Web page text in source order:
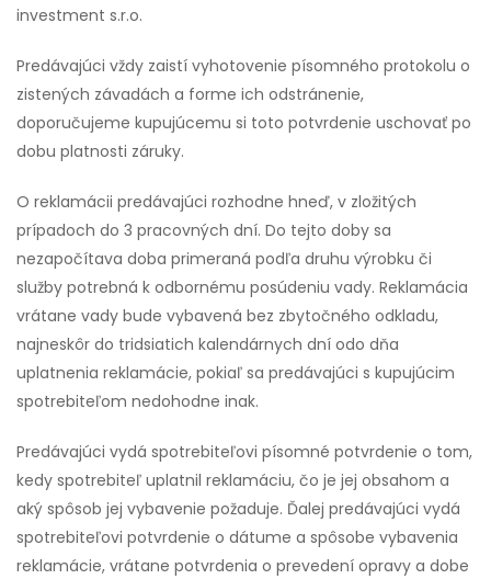
investment s.r.o.
Predávajúci vždy zaistí vyhotovenie písomného protokolu o
zistených závadách a forme ich odstránenie,
doporučujeme kupujúcemu si toto potvrdenie uschovať po
dobu platnosti záruky.
O reklamácii predávajúci rozhodne hneď, v zložitých
prípadoch do 3 pracovných dní. Do tejto doby sa
nezapočítava doba primeraná podľa druhu výrobku či
služby potrebná k odbornému posúdeniu vady. Reklamácia
vrátane vady bude vybavená bez zbytočného odkladu,
najneskôr do tridsiatich kalendárnych dní odo dňa
uplatnenia reklamácie, pokiaľ sa predávajúci s kupujúcim
spotrebiteľom nedohodne inak.
Predávajúci vydá spotrebiteľovi písomné potvrdenie o tom,
kedy spotrebiteľ uplatnil reklamáciu, čo je jej obsahom a
aký spôsob jej vybavenie požaduje. Ďalej predávajúci vydá
spotrebiteľovi potvrdenie o dátume a spôsobe vybavenia
reklamácie, vrátane potvrdenia o prevedení opravy a dobe